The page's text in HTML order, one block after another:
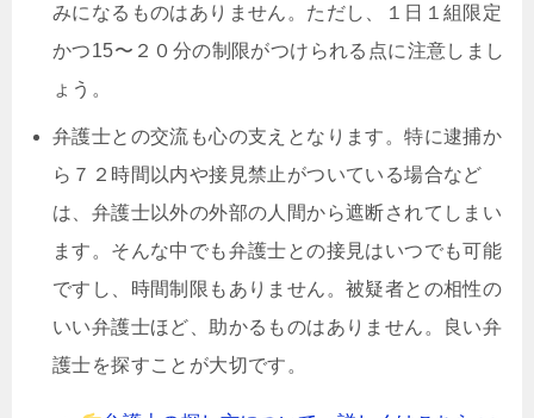
みになるものはありません。ただし、１日１組限定
かつ15〜２０分の制限がつけられる点に注意しまし
ょう。
弁護士との交流も心の支えとなります。特に逮捕か
ら７２時間以内や接見禁止がついている場合など
は、弁護士以外の外部の人間から遮断されてしまい
ます。そんな中でも弁護士との接見はいつでも可能
ですし、時間制限もありません。被疑者との相性の
いい弁護士ほど、助かるものはありません。良い弁
護士を探すことが大切です。